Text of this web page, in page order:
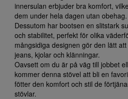
innersulan erbjuder bra komfort,
dem under hela dagen utan obehag.
Dessutom har bootsen en slitstark
och stabilitet, perfekt för olika
mångsidiga designen gör den lätt
jeans, kjolar och klänningar.
Oavsett om du är på väg till jobbet
kommer denna stövel att bli en
fötter den komfort och stil de
stövlar.